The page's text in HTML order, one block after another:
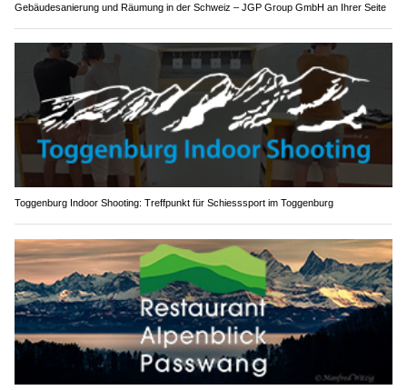
Gebäudesanierung und Räumung in der Schweiz – JGP Group GmbH an Ihrer Seite
Toggenburg Indoor Shooting: Treffpunkt für Schiesssport im Toggenburg